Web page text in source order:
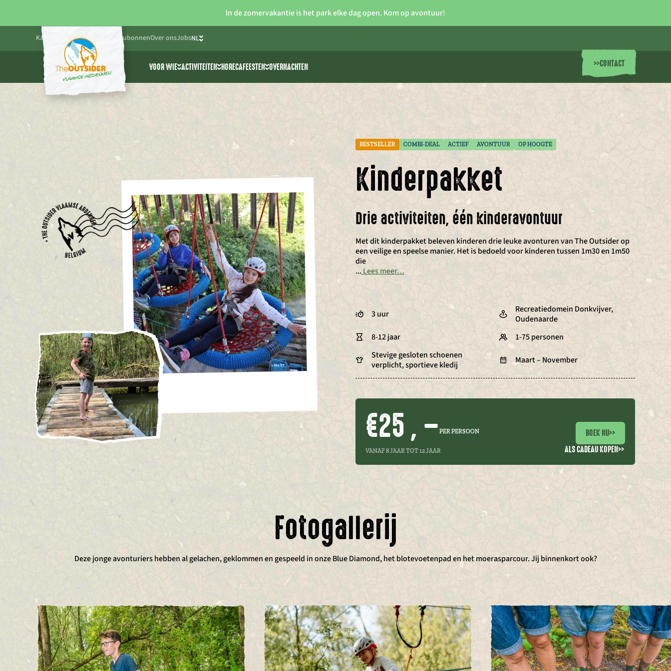
In de zomervakantie is het park elke dag open. Kom op avontuur!
Kalender BlogPraktisch CadeaubonnenOver onsJobsNL
FR
EN
VOOR WIE
Friends & Family
ACTIVITEITEN
Alle activiteiten
HORECAFEESTEN
Vrijgezellenfeesten
OVERNACHTEN >>CONTACT
BESTSELLER COMBI-DEAL ACTIEF AVONTUUR OP HOOGTE
Kinderpakket
Drie activiteiten, één kinderavontuur
Met dit kinderpakket beleven kinderen drie leuke avonturen van The Outsider op
een veilige en speelse manier. Het is bedoeld voor kinderen tussen 1m30 en 1m50
die
...Lees meer…
3 uur
Recreatiedomein Donkvijver,
Oudenaarde
8-12 jaar
1-75 personen
Stevige gesloten schoenen
verplicht, sportieve kledij
Maart – November
€25 , – PER PERSOON
VANAF 8 JAAR TOT 12 JAAR
BOEK NU>>
ALS CADEAU KOPEN>>
Fotogallerij
Deze jonge avonturiers hebben al gelachen, geklommen en gespeeld in onze Blue Diamond, het blotevoetenpad en het moerasparcour. Jij binnenkort ook?